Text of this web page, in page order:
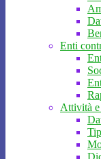
Enti
Attività